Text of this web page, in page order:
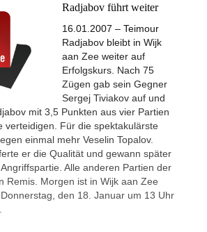
Radjabov führt weiter
16.01.2007 – Teimour
Radjabov bleibt in Wijk
aan Zee weiter auf
Erfolgskurs. Nach 75
Zügen gab sein Gegner
Sergej Tiviakov auf und
mit 3,5 Punkten aus vier Partien
verteidigen. Für die spektakulärste
einmal mehr Veselin Topalov.
er die Qualität und gewann später
Alle anderen Partien der
Remis. Morgen ist in Wijk aan Zee
den 18. Januar um 13 Uhr